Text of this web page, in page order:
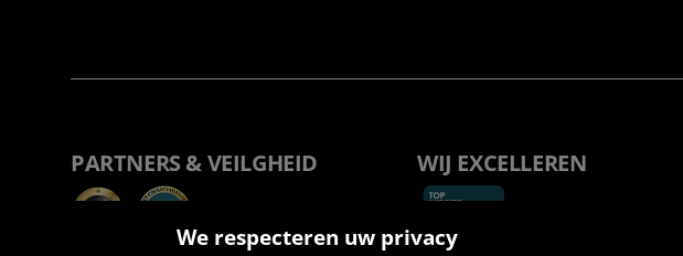
PARTNERS & VEILGHEID WIJ EXCELLEREN
We respecteren uw privacy